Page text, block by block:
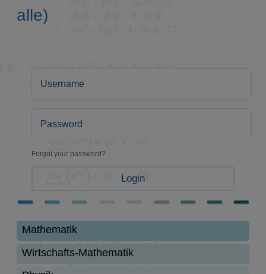
alle)
Forgot your password?
Login
Mathematik
Wirtschafts-Mathematik